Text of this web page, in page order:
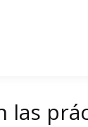
las